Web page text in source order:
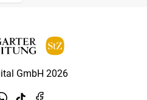
GmbH 2026